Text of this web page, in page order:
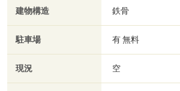
建物構造 鉄骨
駐車場 有 無料
現況 空